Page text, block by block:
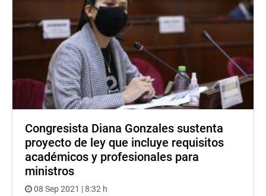
Congresista Diana Gonzales sustenta
proyecto de ley que incluye requisitos
académicos y profesionales para
ministros
08 Sep 2021 | 8:32 h